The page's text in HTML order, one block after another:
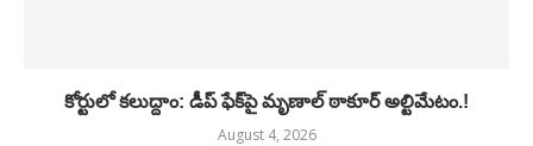
కోర్టులో కలుద్దాం: డీప్ ఫేక్‌పై మృణాల్ ఠాకూర్ అల్టిమేటం.!
August 4, 2026